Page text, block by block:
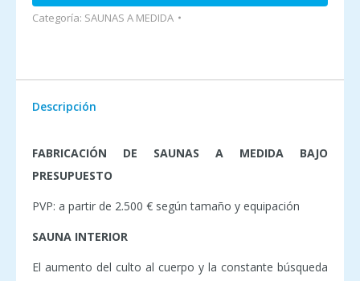
Categoría: SAUNAS A MEDIDA
Descripción
FABRICACIÓN DE SAUNAS A MEDIDA BAJO
PRESUPUESTO
PVP: a partir de 2.500 € según tamaño y equipación
SAUNA INTERIOR
El aumento del culto al cuerpo y la constante búsqueda